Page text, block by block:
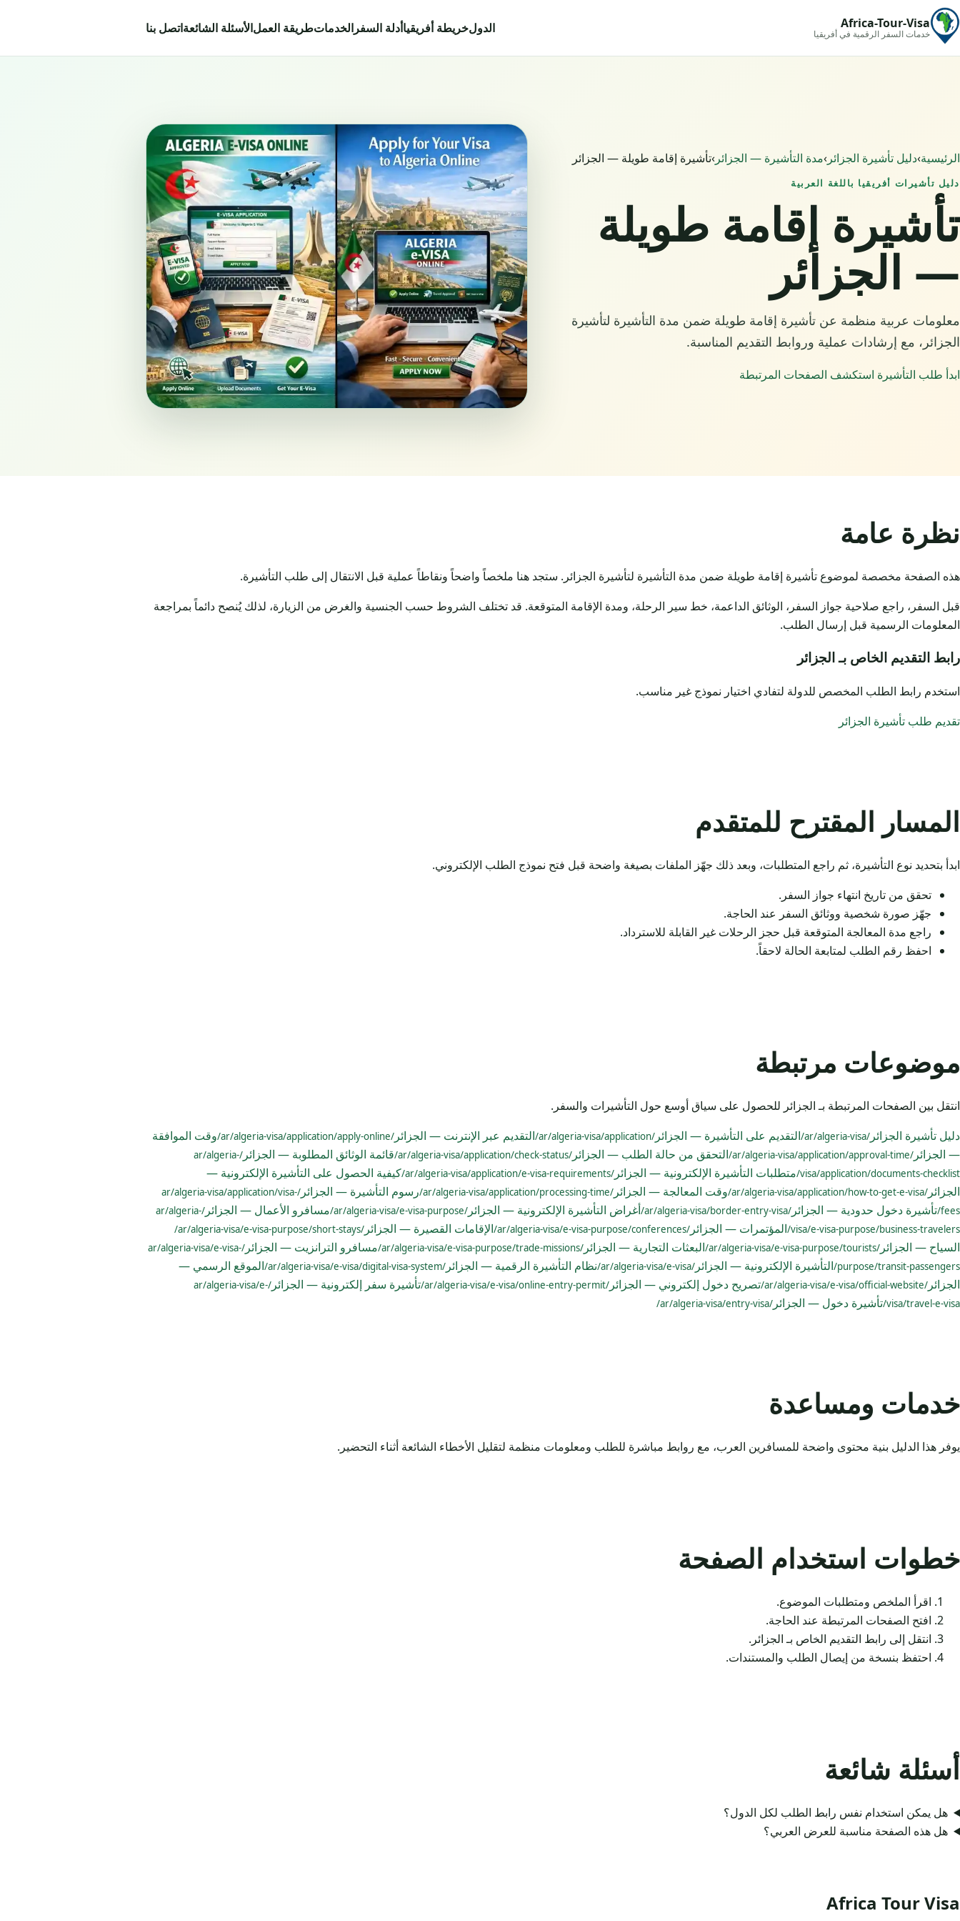
Africa-Tour-Visa
خدمات السفر الرقمية في أفريقيا الدولخريطة أفريقياأدلة السفرالخدماتطريقة العملالأسئلة الشائعةاتصل بنا
الرئيسية›دليل تأشيرة الجزائر ›مدة التأشيرة — الجزائر ›تأشيرة إقامة طويلة — الجزائر
دليل تأشيرات أفريقيا باللغة العربية
تأشيرة إقامة طويلة
— الجزائر
معلومات عربية منظمة عن تأشيرة إقامة طويلة ضمن مدة التأشيرة لتأشيرة
الجزائر، مع إرشادات عملية وروابط التقديم المناسبة.
ابدأ طلب التأشيرة استكشف الصفحات المرتبطة
نظرة عامة
هذه الصفحة مخصصة لموضوع تأشيرة إقامة طويلة ضمن مدة التأشيرة لتأشيرة الجزائر. ستجد هنا ملخصاً واضحاً ونقاطاً عملية قبل الانتقال إلى طلب التأشيرة.
قبل السفر، راجع صلاحية جواز السفر، الوثائق الداعمة، خط سير الرحلة، ومدة الإقامة المتوقعة. قد تختلف الشروط حسب الجنسية والغرض من الزيارة، لذلك يُنصح دائماً بمراجعة
المعلومات الرسمية قبل إرسال الطلب.
رابط التقديم الخاص بـ الجزائر
استخدم رابط الطلب المخصص للدولة لتفادي اختيار نموذج غير مناسب.
تقديم طلب تأشيرة الجزائر
المسار المقترح للمتقدم
ابدأ بتحديد نوع التأشيرة، ثم راجع المتطلبات، وبعد ذلك جهّز الملفات بصيغة واضحة قبل فتح نموذج الطلب الإلكتروني.
تحقق من تاريخ انتهاء جواز السفر.
جهّز صورة شخصية ووثائق السفر عند الحاجة.
راجع مدة المعالجة المتوقعة قبل حجز الرحلات غير القابلة للاسترداد.
احفظ رقم الطلب لمتابعة الحالة لاحقاً.
موضوعات مرتبطة
انتقل بين الصفحات المرتبطة بـ الجزائر للحصول على سياق أوسع حول التأشيرات والسفر.
دليل تأشيرة الجزائر /ar/algeria-visa/ التقديم على التأشيرة — الجزائر /ar/algeria-visa/application/ التقديم عبر الإنترنت — الجزائر /ar/algeria-visa/application/apply-online/
وقت الموافقة
— الجزائر /ar/algeria-visa/application/approval-time/ التحقق من حالة الطلب — الجزائر /ar/algeria-visa/application/check-status/ قائمة الوثائق المطلوبة — الجزائر /ar/algeria-
visa/application/documents-checklist/ متطلبات التأشيرة الإلكترونية — الجزائر /ar/algeria-visa/application/e-visa-requirements/
كيفية الحصول على التأشيرة الإلكترونية —
الجزائر /ar/algeria-visa/application/how-to-get-e-visa/ وقت المعالجة — الجزائر /ar/algeria-visa/application/processing-time/ رسوم التأشيرة — الجزائر /ar/algeria-visa/application/visa-
fees/ تأشيرة دخول حدودية — الجزائر /ar/algeria-visa/border-entry-visa/ أغراض التأشيرة الإلكترونية — الجزائر /ar/algeria-visa/e-visa-purpose/ مسافرو الأعمال — الجزائر /ar/algeria-
visa/e-visa-purpose/business-travelers/ المؤتمرات — الجزائر /ar/algeria-visa/e-visa-purpose/conferences/ الإقامات القصيرة — الجزائر /ar/algeria-visa/e-visa-purpose/short-stays/
السياح — الجزائر /ar/algeria-visa/e-visa-purpose/tourists/ البعثات التجارية — الجزائر /ar/algeria-visa/e-visa-purpose/trade-missions/ مسافرو الترانزيت — الجزائر /ar/algeria-visa/e-visa-
purpose/transit-passengers/ التأشيرة الإلكترونية — الجزائر /ar/algeria-visa/e-visa/ نظام التأشيرة الرقمية — الجزائر /ar/algeria-visa/e-visa/digital-visa-system/
الموقع الرسمي —
الجزائر /ar/algeria-visa/e-visa/official-website/ تصريح دخول إلكتروني — الجزائر /ar/algeria-visa/e-visa/online-entry-permit/ تأشيرة سفر إلكترونية — الجزائر /ar/algeria-visa/e-
visa/travel-e-visa/ تأشيرة دخول — الجزائر /ar/algeria-visa/entry-visa/
خدمات ومساعدة
يوفر هذا الدليل بنية محتوى واضحة للمسافرين العرب، مع روابط مباشرة للطلب ومعلومات منظمة لتقليل الأخطاء الشائعة أثناء التحضير.
خطوات استخدام الصفحة
اقرأ الملخص ومتطلبات الموضوع.
افتح الصفحات المرتبطة عند الحاجة.
انتقل إلى رابط التقديم الخاص بـ الجزائر.
احتفظ بنسخة من إيصال الطلب والمستندات.
أسئلة شائعة
هل يمكن استخدام نفس رابط الطلب لكل الدول؟
هل هذه الصفحة مناسبة للعرض العربي؟
Africa Tour Visa